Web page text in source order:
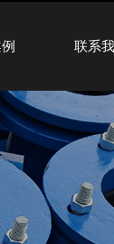
联系